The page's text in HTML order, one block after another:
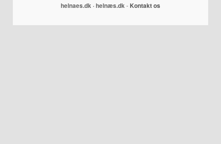
helnaes.dk · helnæs.dk- Kontakt os